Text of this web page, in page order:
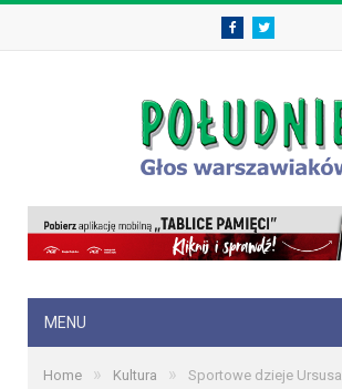
FacebookTwitter
MENU
Home » Kultura » Sportowe dzieje Ursusa